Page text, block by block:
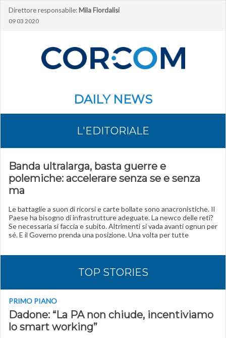
Direttore responsabile: Mila Fiordalisi
09 03 2020
DAILY NEWS
L'EDITORIALE
Banda ultralarga, basta guerre e
polemiche: accelerare senza se e senza
ma
Le battaglie a suon di ricorsi e carte bollate sono anacronistiche. Il
Paese ha bisogno di infrastrutture adeguate. La newco delle reti?
Se necessaria si faccia e subito. Altrimenti si vada avanti ognun per
sé. E il Governo prenda una posizione. Una volta per tutte
TOP STORIES
PRIMO PIANO
Dadone: “La PA non chiude, incentiviamo
lo smart working”